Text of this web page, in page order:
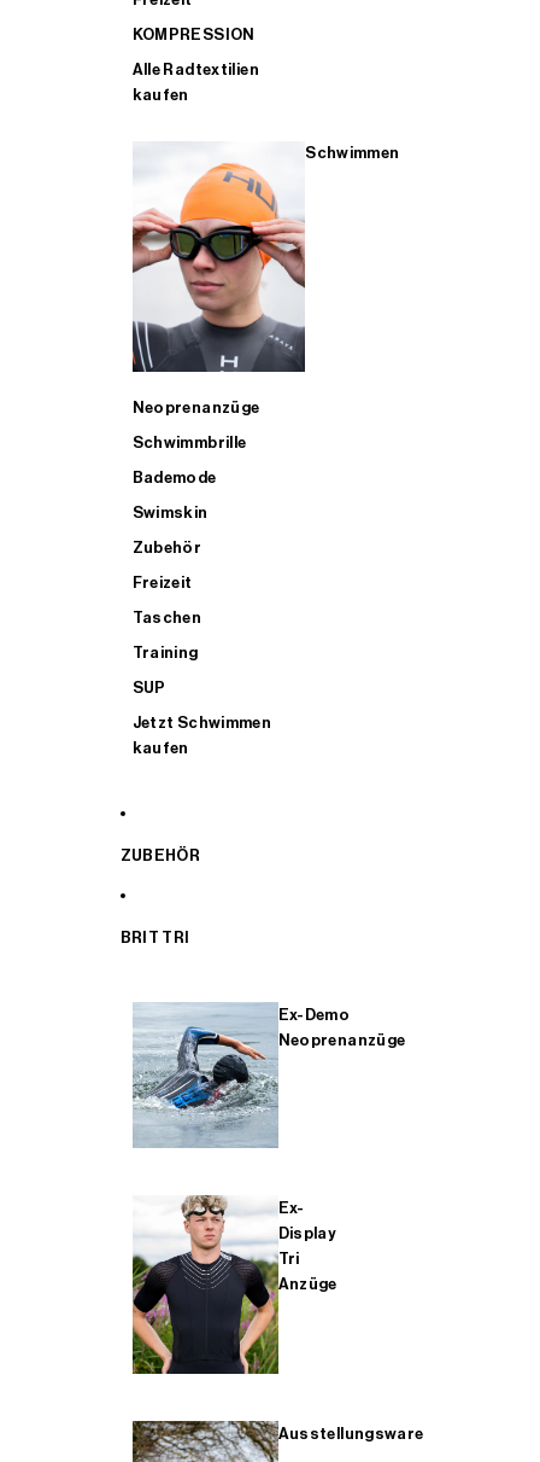
KOMPRESSION
Alle Radtextilien
kaufen
Schwimmen
Neoprenanzüge
Schwimmbrille
Bademode
Swimskin
Zubehör
Freizeit
Taschen
Training
SUP
Jetzt Schwimmen
kaufen
ZUBEHÖR
BRIT TRI
Ex-Demo
Neoprenanzüge
Ex-
Display
Tri
Anzüge
Ausstellungsware